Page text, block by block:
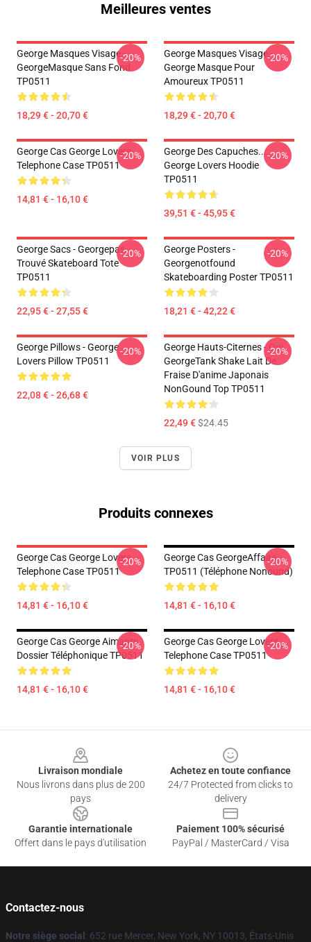
Meilleures ventes
George Masques Visage -
GeorgeMasque Sans Fond
TP0511
18,29 € - 20,70 €
-20%
George Masques Visage -
George Masque Pour
Amoureux TP0511
18,29 € - 20,70 €
-20%
George Cas George Lovers
Telephone Case TP0511
14,81 € - 16,10 €
-20%
George Des Capuches...
George Lovers Hoodie
TP0511
39,51 € - 45,95 €
-20%
George Sacs - Georgepas
Trouvé Skateboard Tote
TP0511
22,95 € - 27,55 €
-20%
George Posters -
Georgenotfound
Skateboarding Poster TP0511
18,21 € - 42,22 €
-20%
George Pillows - George
Lovers Pillow TP0511
22,08 € - 26,68 €
-20%
George Hauts-Citernes - Oui.
GeorgeTank Shake Lait De
Fraise D'anime Japonais
NonGound Top TP0511
22,49 €$24.45
-20%
VOIR PLUS
Produits connexes
George Cas George Lovers
Telephone Case TP0511
14,81 € - 16,10 €
-20%
George Cas GeorgeAffaire
TP0511 (téléphone Nonound)
14,81 € - 16,10 €
-20%
George Cas George Aimants
Dossier Téléphonique TP0511
14,81 € - 16,10 €
-20%
George Cas George Lovers
Telephone Case TP0511
14,81 € - 16,10 €
-20%
Livraison mondiale
Nous livrons dans plus de 200
pays
Achetez en toute confiance
24/7 Protected from clicks to
delivery
Garantie internationale
Offert dans le pays d'utilisation
Paiement 100% sécurisé
PayPal / MasterCard / Visa
Contactez-nous
Notre siège social : 652 rue Mercer, New York, NY 10013, États-Unis